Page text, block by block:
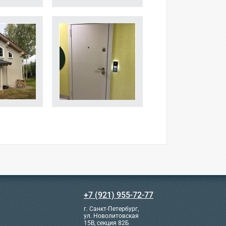
+7 (921) 955-72-77
г. Санкт-Петербург,
ул. Новолитовская
15В, секция 82Б